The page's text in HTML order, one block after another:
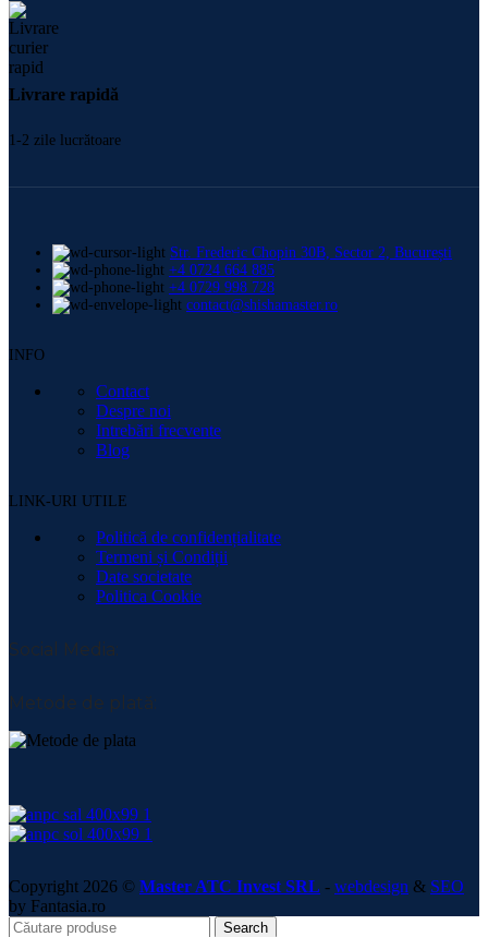
Livrare rapidă
1-2 zile lucrătoare
Str. Frederic Chopin 30B, Sector 2, București
+4 0724 664 885
+4 0729 998 728
contact@shishamaster.ro
INFO
Contact
Despre noi
Intrebări frecvente
Blog
LINK-URI UTILE
Politică de confidențialitate
Termeni și Condiții
Date societate
Politica Cookie
Social Media:
Metode de plată:
Copyright 2026 © Master ATC Invest SRL - webdesign & SEO
by Fantasia.ro
Search